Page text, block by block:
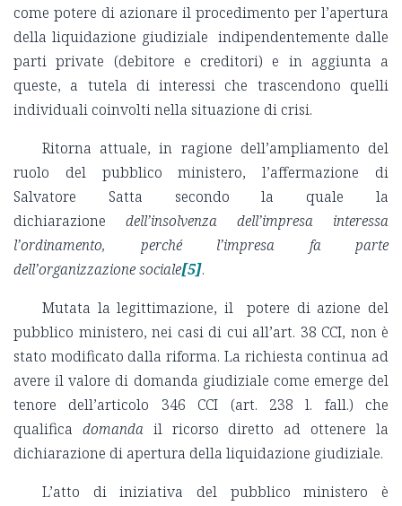
come potere di azionare il procedimento per l’apertura
della liquidazione giudiziale indipendentemente dalle
parti private (debitore e creditori) e in aggiunta a
queste, a tutela di interessi che trascendono quelli
individuali coinvolti nella situazione di crisi.
Ritorna attuale, in ragione dell’ampliamento del
ruolo del pubblico ministero, l’affermazione di
Salvatore Satta secondo la quale la
dichiarazione dell’insolvenza dell’impresa interessa
l’ordinamento, perché l’impresa fa parte
dell’organizzazione sociale[5].
Mutata la legittimazione, il potere di azione del
pubblico ministero, nei casi di cui all’art. 38 CCI, non è
stato modificato dalla riforma. La richiesta continua ad
avere il valore di domanda giudiziale come emerge del
tenore dell’articolo 346 CCI (art. 238 l. fall.) che
qualifica domandail ricorso diretto ad ottenere la
dichiarazione di apertura della liquidazione giudiziale.
L’atto di iniziativa del pubblico ministero è